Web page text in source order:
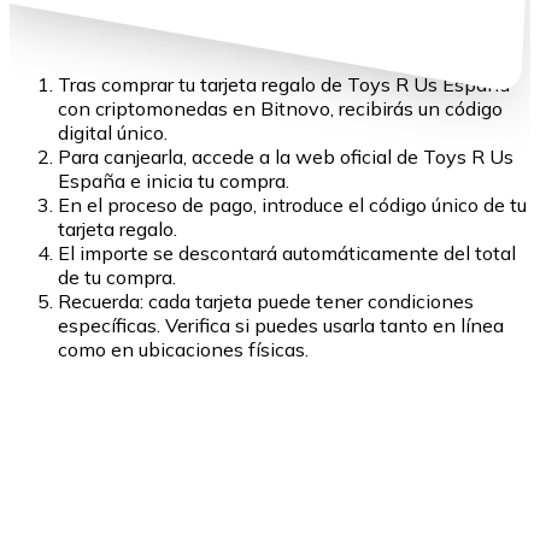
Tras comprar tu tarjeta regalo de Toys R Us España
con criptomonedas en Bitnovo, recibirás un código
digital único.
Para canjearla, accede a la web oficial de Toys R Us
España e inicia tu compra.
En el proceso de pago, introduce el código único de tu
tarjeta regalo.
El importe se descontará automáticamente del total
de tu compra.
Recuerda: cada tarjeta puede tener condiciones
específicas. Verifica si puedes usarla tanto en línea
como en ubicaciones físicas.